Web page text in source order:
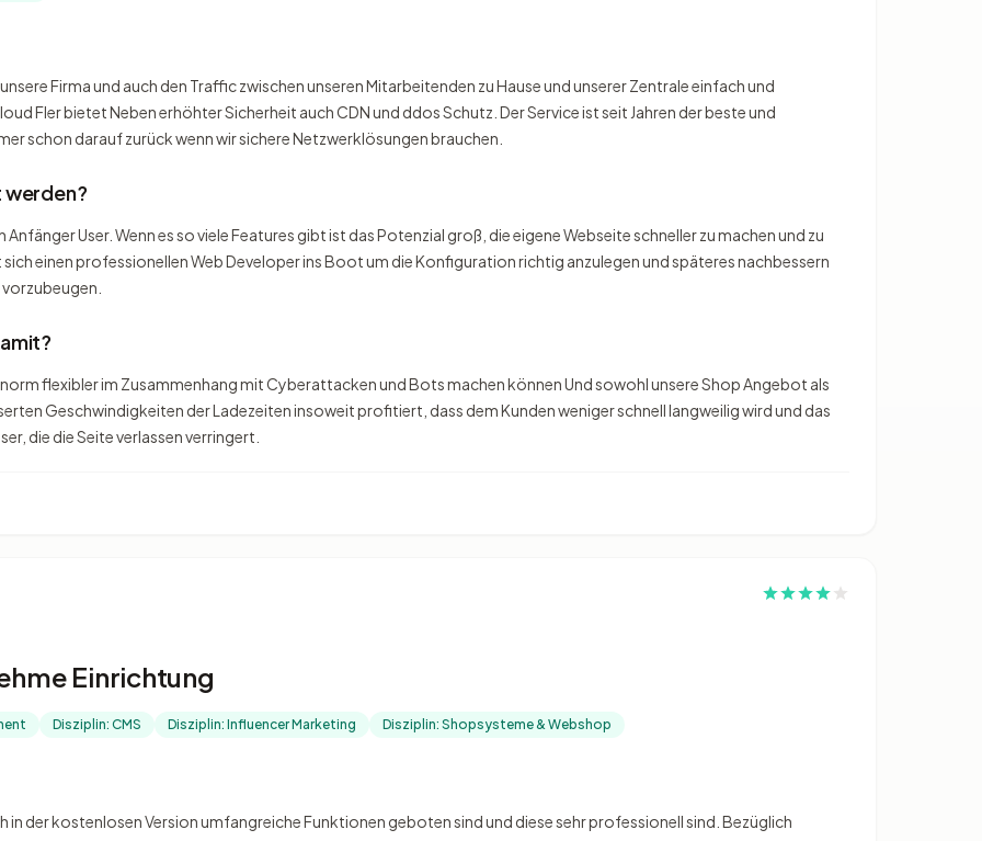
Firma und auch den Traffic zwischen unseren Mitarbeitenden zu Hause und unserer Zentrale einfach und
Fler bietet Neben erhöhter Sicherheit auch CDN und ddos Schutz. Der Service ist seit Jahren der beste und
schon darauf zurück wenn wir sichere Netzwerklösungen brauchen.
werden?
User. Wenn es so viele Features gibt ist das Potenzial groß, die eigene Webseite schneller zu machen und zu
einen professionellen Web Developer ins Boot um die Konfiguration richtig anzulegen und späteres nachbessern
flexibler im Zusammenhang mit Cyberattacken und Bots machen können Und sowohl unsere Shop Angebot als
Geschwindigkeiten der Ladezeiten insoweit profitiert, dass dem Kunden weniger schnell langweilig wird und das
die die Seite verlassen verringert.
Einrichtung
Disziplin: CMS Disziplin: Influencer Marketing Disziplin: Shopsysteme & Webshop
in der kostenlosen Version umfangreiche Funktionen geboten sind und diese sehr professionell sind. Bezüglich